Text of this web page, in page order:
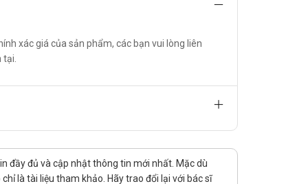
nhân cũng nhận thuốc chẹn beta, hoặc những người
điều trị khả thi thay thế, nên theo dõi tim.
xác giá của sản phẩm, các bạn vui lòng liên
đầy đủ và cập nhật thông tin mới nhất. Mặc dù
là tài liệu tham khảo. Hãy trao đổi lại với bác sĩ